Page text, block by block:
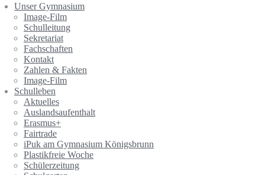
Unser Gymnasium
Image-Film
Schulleitung
Sekretariat
Fachschaften
Kontakt
Zahlen & Fakten
Image-Film
Schulleben
Aktuelles
Auslandsaufenthalt
Erasmus+
Fairtrade
iPuk am Gymnasium Königsbrunn
Plastikfreie Woche
Schülerzeitung